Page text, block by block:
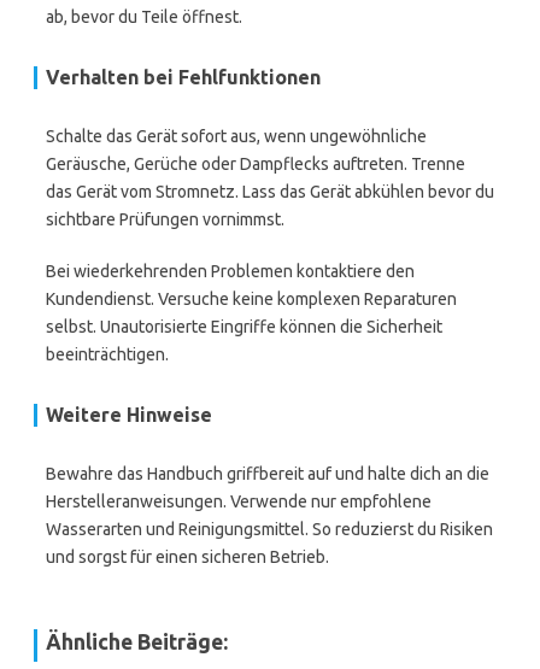
ab, bevor du Teile öffnest.
Verhalten bei Fehlfunktionen
Schalte das Gerät sofort aus, wenn ungewöhnliche
Geräusche, Gerüche oder Dampflecks auftreten. Trenne
das Gerät vom Stromnetz. Lass das Gerät abkühlen bevor du
sichtbare Prüfungen vornimmst.
Bei wiederkehrenden Problemen kontaktiere den
Kundendienst. Versuche keine komplexen Reparaturen
selbst. Unautorisierte Eingriffe können die Sicherheit
beeinträchtigen.
Weitere Hinweise
Bewahre das Handbuch griffbereit auf und halte dich an die
Herstelleranweisungen. Verwende nur empfohlene
Wasserarten und Reinigungsmittel. So reduzierst du Risiken
und sorgst für einen sicheren Betrieb.
Ähnliche Beiträge: